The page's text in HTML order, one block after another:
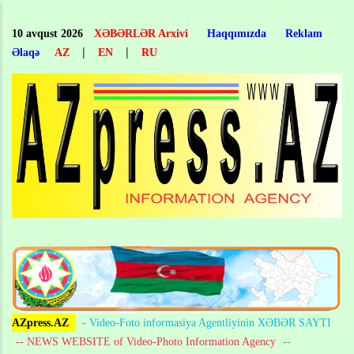
main
content
10 avqust 2026 XƏBƏRLƏR Arxivi Haqqımızda
Reklam
Əlaqə
AZ | EN | RU
AZpress.AZ
- Video-Foto informasiya Agentliyinin XƏBƏR SAYTI
-- NEWS WEBSITE of Video-Photo Information Agency --